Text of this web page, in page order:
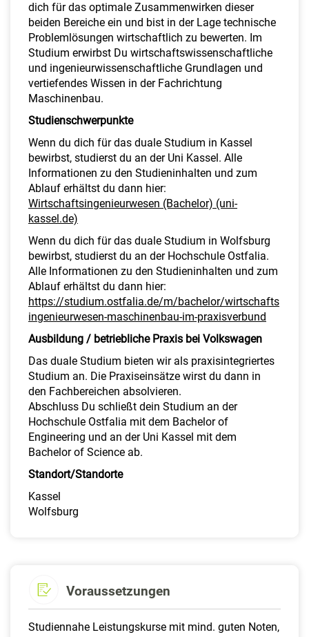
dich für das optimale Zusammenwirken dieser
beiden Bereiche ein und bist in der Lage technische
Problemlösungen wirtschaftlich zu bewerten. Im
Studium erwirbst Du wirtschaftswissenschaftliche
und ingenieurwissenschaftliche Grundlagen und
vertiefendes Wissen in der Fachrichtung
Maschinenbau.
Studienschwerpunkte
Wenn du dich für das duale Studium in Kassel
bewirbst, studierst du an der Uni Kassel. Alle
Informationen zu den Studieninhalten und zum
Ablauf erhältst du dann hier:
Wirtschaftsingenieurwesen (Bachelor) (uni-
kassel.de)
Wenn du dich für das duale Studium in Wolfsburg
bewirbst, studierst du an der Hochschule Ostfalia.
Alle Informationen zu den Studieninhalten und zum
Ablauf erhältst du dann hier:
https://studium.ostfalia.de/m/bachelor/wirtschafts
ingenieurwesen-maschinenbau-im-praxisverbund
Ausbildung / betriebliche Praxis bei Volkswagen
Das duale Studium bieten wir als praxisintegriertes
Studium an. Die Praxiseinsätze wirst du dann in
den Fachbereichen absolvieren.
Abschluss Du schließt dein Studium an der
Hochschule Ostfalia mit dem Bachelor of
Engineering und an der Uni Kassel mit dem
Bachelor of Science ab.
Standort/Standorte
Kassel
Wolfsburg
Voraussetzungen
Studiennahe Leistungskurse mit mind. guten Noten,